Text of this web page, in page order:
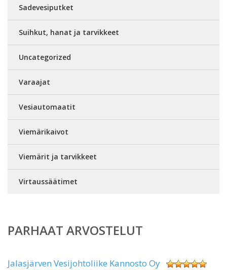
Sadevesiputket
Suihkut, hanat ja tarvikkeet
Uncategorized
Varaajat
Vesiautomaatit
Viemärikaivot
Viemärit ja tarvikkeet
Virtaussäätimet
PARHAAT ARVOSTELUT
Jalasjärven Vesijohtoliike Kannosto Oy